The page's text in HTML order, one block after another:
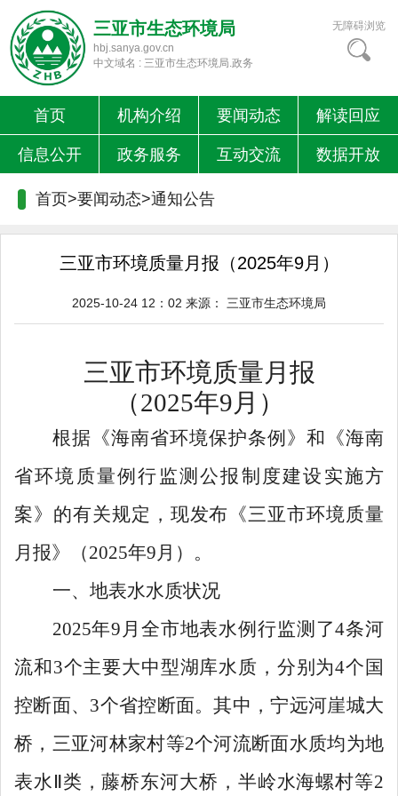
三亚市生态环境局
hbj.sanya.gov.cn
中文域名 : 三亚市生态环境局.政务
无障碍浏览
首页 机构介绍 要闻动态 解读回应
信息公开 政务服务 互动交流 数据开放
首页>要闻动态>通知公告
三亚市环境质量月报（2025年9月）
2025-10-24 12：02 来源： 三亚市生态环境局
三亚市环境质量月报
（2025年9月）
根据《海南省环境保护条例》 和
《海南
省环境质量例行监测公报制度建设实施方
案》的有关规定，现发布《三亚市环境质量
月报》 （2025年9 月） 。
一、地表水水质状况
2025年9 月全市地表水例行监测了4条河
流和3个主要大中型湖库水质，分别为4个国
控断面、 3个省控断面。其中，宁远河崖城大
桥，三亚河林家村等2个河流断面水质均为地
表水Ⅱ类，藤桥东河大桥，半岭水海螺村等2